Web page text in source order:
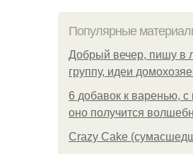
Популярные
Добрый вечер, пишу в
группу, идеи
6 добавок к варенью, с
оно получится
Crazy Cake